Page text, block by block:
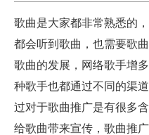
歌曲是大家都非常熟悉的
都会听到歌曲，也需要歌
歌曲的发展，网络歌手增
种歌手也都通过不同的渠
过对于歌曲推广是有很多
给歌曲带来宣传，歌曲推